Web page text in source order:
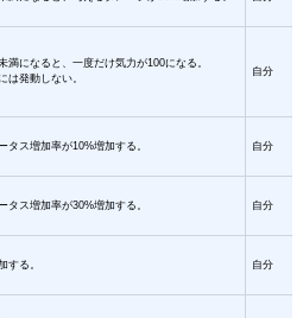
満になると、一度だけ気力が100になる。
は発動しない。
自分
タス増加率が10%増加する。 自分
タス増加率が30%増加する。 自分
する。 自分